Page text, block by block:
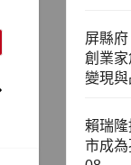
屏縣
創業
變現
賴瑞
市成